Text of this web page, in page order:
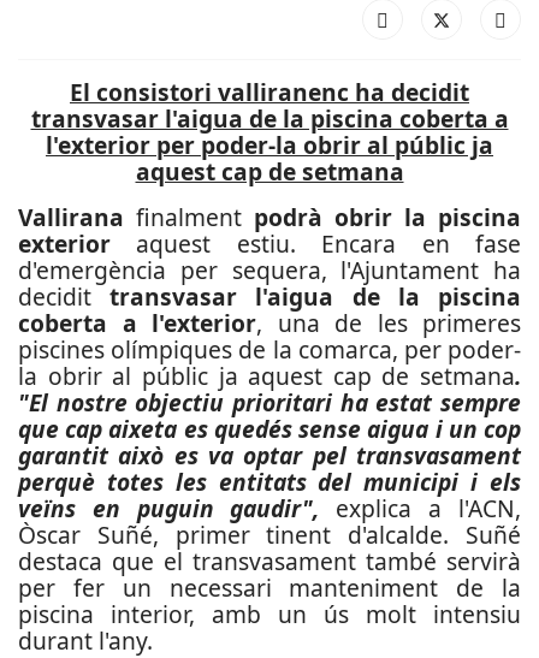
El consistori valliranenc ha decidit
transvasar l'aigua de la piscina coberta a
l'exterior per poder-la obrir al públic ja
aquest cap de setmana
Vallirana finalment podrà obrir la piscina
exterior aquest estiu. Encara en fase
d'emergència per sequera, l'Ajuntament ha
decidittransvasar l'aigua de la piscina
coberta a l'exterior, una de les primeres
piscines olímpiques de la comarca, per poder-
la obrir al públic ja aquest cap de setmana.
"El nostre objectiu prioritari ha estat sempre
que cap aixeta es quedés sense aigua i un cop
garantit això es va optar pel transvasament
perquè totes les entitats del municipi i els
veïns en puguin gaudir", explica a l'ACN,
Òscar Suñé, primer tinent d'alcalde. Suñé
destaca que el transvasament també servirà
per fer un necessari manteniment de la
piscina interior, amb un ús molt intensiu
durant l'any.